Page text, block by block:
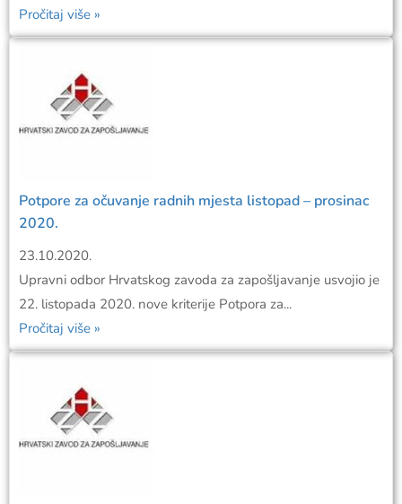
Pročitaj više »
Potpore za očuvanje radnih mjesta listopad – prosinac
2020.
23.10.2020.
Upravni odbor Hrvatskog zavoda za zapošljavanje usvojio je
22. listopada 2020. nove kriterije Potpora za...
Pročitaj više »